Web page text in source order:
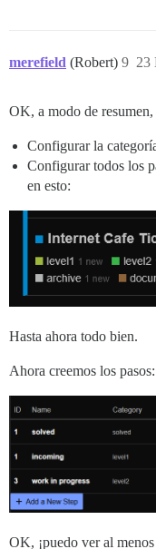
merefield (Robert) 23
9
OK, a modo de
Configurar la
Configurar todos los
en esto:
Hasta ahora todo bien.
Ahora creemos los pasos:
OK, ¡puedo ver al